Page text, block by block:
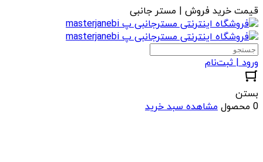
قیمت خرید فروش | مستر جانبی
ورود | ثبت‌نام
بستن
0 محصول
مشاهده سبد خرید